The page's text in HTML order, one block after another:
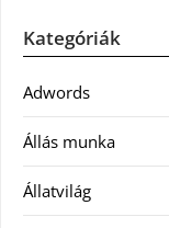
Kategóriák
Adwords
Állás munka
Állatvilág